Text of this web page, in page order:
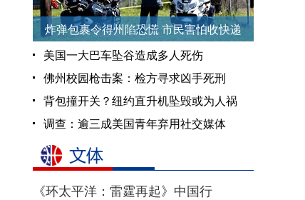
炸弹包裹令得州陷恐慌 市民害怕收快递
美国一大巴车坠谷造成多人死伤
佛州校园枪击案：检方寻求凶手死刑
背包撞开关？纽约直升机坠毁或为人祸
调查：逾三成美国青年弃用社交媒体
《环太平洋：雷霆再起》中国行